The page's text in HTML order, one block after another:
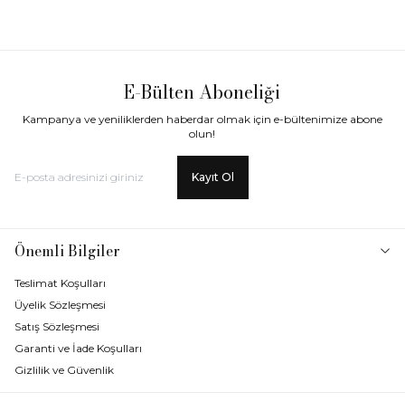
E-Bülten Aboneliği
Kampanya ve yeniliklerden haberdar olmak için e-bültenimize abone
olun!
Kayıt Ol
Önemli Bilgiler
Teslimat Koşulları
Üyelik Sözleşmesi
Satış Sözleşmesi
Garanti ve İade Koşulları
Gizlilik ve Güvenlik